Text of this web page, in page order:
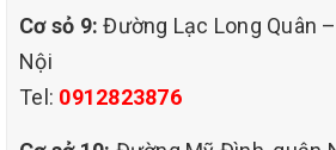
Cơ sỏ 9: Đường Lạc Long Quân
Nội
Tel: 0912823876